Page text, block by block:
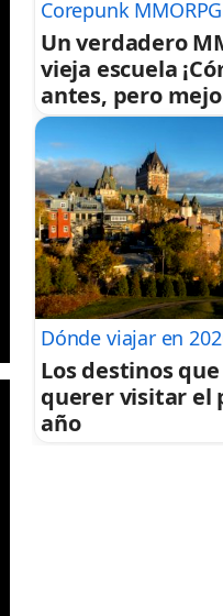
Corepunk MMORPG
Un verdadero
vieja escuela
antes, pero
Dónde viajar en
Los destinos
querer visitar el
año